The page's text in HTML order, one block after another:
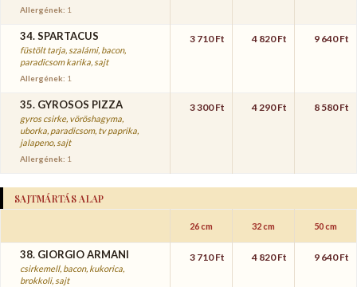
Allergének: 1
34. SPARTACUS
füstölt tarja, szalámi, bacon,
paradicsom karika, sajt
Allergének: 1
3 710 Ft 4 820 Ft 9 640 Ft
35. GYROSOS PIZZA
gyros csirke, vöröshagyma,
uborka, paradicsom, tv paprika,
jalapeno, sajt
Allergének: 1
3 300 Ft 4 290 Ft 8 580 Ft
SAJTMÁRTÁS ALAP
26 cm 32 cm 50 cm
38. GIORGIO ARMANI
csirkemell, bacon, kukorica,
brokkoli, sajt
3 710 Ft 4 820 Ft 9 640 Ft